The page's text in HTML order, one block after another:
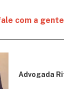
com a
Advogada